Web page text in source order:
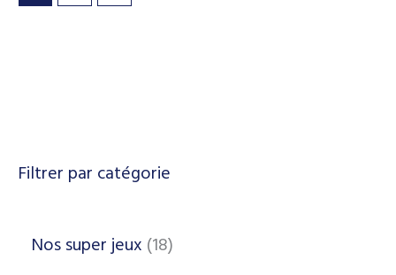
Filtrer par catégorie
Nos super jeux 18